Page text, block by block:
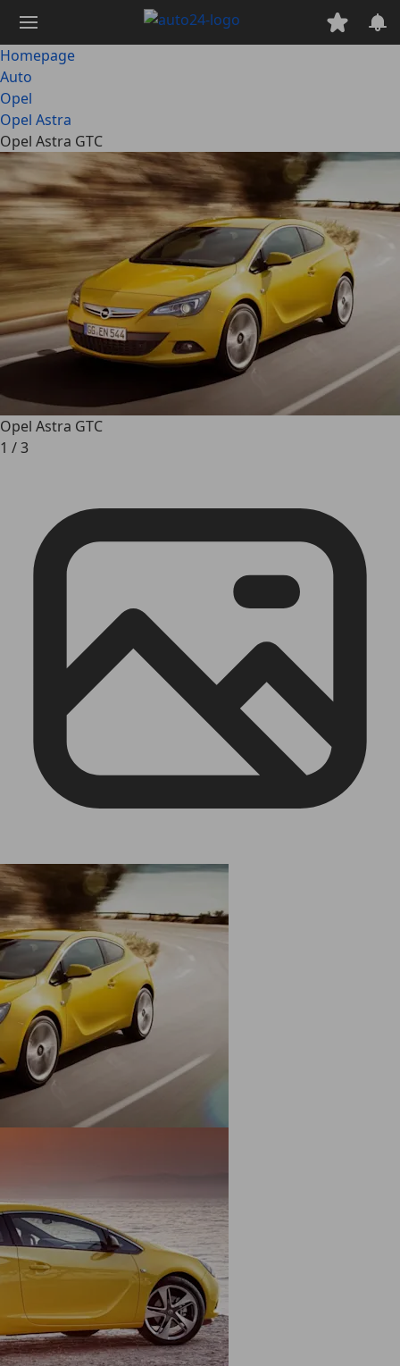
naar
hoofdinhoud
Homepage
Auto
Opel
Opel Astra
Opel Astra GTC
Opel Astra GTC
1 /3